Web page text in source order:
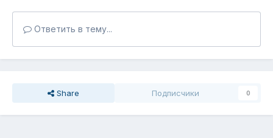
Ответить в тему...
Share Подписчики 0